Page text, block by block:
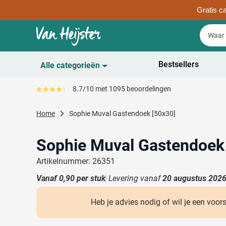
Gratis
Ga naar de inhoud Zoek
Zoek
Alle categorieën
Duurzaam
Toon submenu voor
Toon submenu voor
Kantoorartikelen
Toon submenu voor
Tassen
Toon submenu voor
Toon submenu voor
Bestsellers
Gemiddeld reviewpercentage is 87
8.7/10 met 1095 beoordelingen
Home Sophie Muval Gastendoek [50x30]
Sophie Muval
Artikelnummer: 26351
Vanaf0,90 per stuk Levering vanaf20 augustus 2026
Heb je advies nodig of wil je een